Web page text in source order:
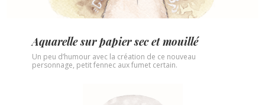
Aquarelle sur papier sec et mouillé
Un peu d’humour avec la création de ce nouveau
personnage, petit fennec aux fumet certain.